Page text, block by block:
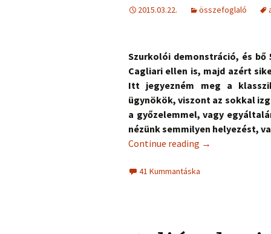
2015.03.22. összefoglaló
Szurkolói demonstráció, és
Cagliari ellen is, majd azért
Itt jegyezném meg a
ügynökök, viszont az sokkal
a győzelemmel, vagy
nézünk semmilyen helyezést,
Continue reading →
41 Kummantáska